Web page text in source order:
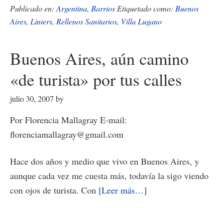
Liniers
iniciarÃ¡
de
la
Publicado en: Argentina, Barrios Etiquetado como: Buenos
Aires, Liniers, Rellenos Sanitarios, Villa Lugano
Buenos Aires, aún camino
«de turista» por tus calles
julio 30, 2007 by
Por Florencia Mallagray E-mail:
florenciamallagray@gmail.com
Hace dos años y medio que vivo en Buenos Aires, y
aunque cada vez me cuesta más, todavía la sigo viendo
con ojos de turista. Con [Leer más…]